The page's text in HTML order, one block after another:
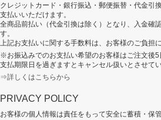
クレジットカード・銀行振込・郵便振替・代金引
支払いいただけます。
全商品前払い（代金引換は除く）となり、入金確
す。
上記お支払いに関する手数料は、お客様のご負担
※お振込みでのお支払い希望のお客様はご注文後
支払期限日を過ぎますとキャンセル扱いとさせて
⇒詳しくはこちらから
PRIVACY POLICY
お客様の個人情報は責任をもって安全に蓄積・保